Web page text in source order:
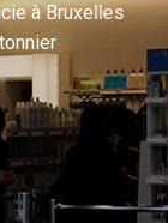
à Bruxelles